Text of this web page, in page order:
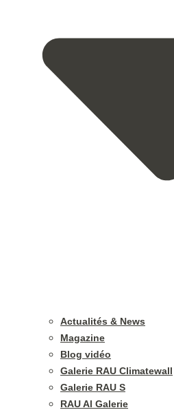
Actualités & News
Magazine
Blog vidéo
Galerie RAU Climatewall
Galerie RAU S
RAU Al Galerie